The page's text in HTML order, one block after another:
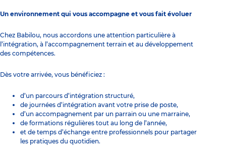
Un environnement qui vous accompagne et vous fait évoluer
Chez Babilou, nous accordons une attention particulière à
l’intégration, à l’accompagnement terrain et au développement
des compétences.
Dès votre arrivée, vous bénéficiez :
d’un parcours d’intégration structuré,
de journées d’intégration avant votre prise de poste,
d’un accompagnement par un parrain ou une marraine,
de formations régulières tout au long de l’année,
et de temps d’échange entre professionnels pour partager
les pratiques du quotidien.